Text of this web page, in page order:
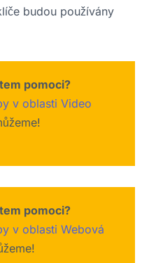
budou používány
pomoci?
v oblasti Video
pomoci?
v oblasti Webová